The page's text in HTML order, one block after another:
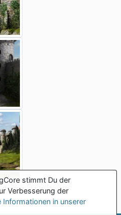
stimmt Du der
Verbesserung der
Informationen in unserer